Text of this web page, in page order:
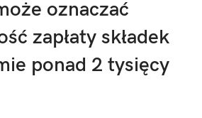
oznaczać
zapłaty składek
ponad 2 tysięcy